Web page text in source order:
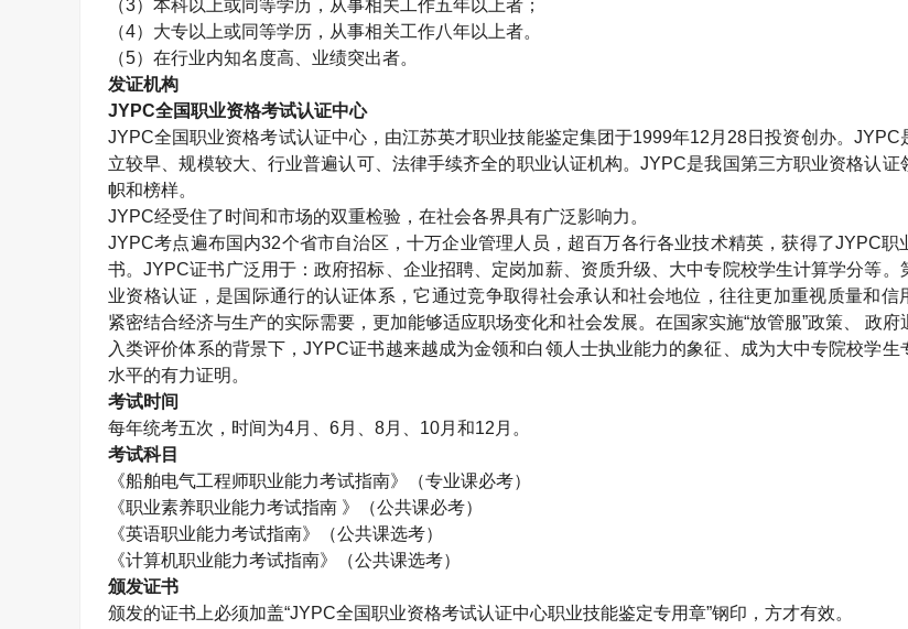
（3）本科以上或同等学历，从事相关工作五年以上者；
（4）大专以上或同等学历，从事相关工作八年以上者。
（5）在行业内知名度高、业绩突出者。
发证机构
JYPC全国职业资格考试认证中心
JYPC全国职业资格考试认证中心，由江苏英才职业技能鉴定集团于1999年12 月 28日投资创办。 JYPC
立较早、规模较大、行业普遍认可、法律手续齐全的职业认证机构。JYPC是我国第三方职业资格认证
帜和榜样。
JYPC经受住了时间和市场的双重检验，在社会各界具有广泛影响力。
JYPC考点遍布国内32个省市自治区，十万企业管理人员，超百万各行各业技术精英，获得了JYPC职
书。JYPC证书广泛用于：政府招标、企业招聘、定岗加薪、资质升级、大中专院校学生计算学分等。
业资格认证，是国际通行的认证体系，它通过竞争取得社会承认和社会地位，往往更加重视质量和信
紧密结合经济与生产的实际需要，更加能够适应职场变化和社会发展。在国家实施“放管服”政策、 政府
入类评价体系的背景下，JYPC证书越来越成为金领和白领人士执业能力的象征、成为大中专院校学生
水平的有力证明。
考试时间
每年统考五次，时间为4月、 6月、 8月、 10月和12 月。
考试科目
《船舶电气工程师职业能力考试指南》（专业课必考）
《职业素养职业能力考试指南 》（公共课必考）
《英语职业能力考试指南》（公共课选考）
《计算机职业能力考试指南》（公共课选考）
颁发证书
颁发的证书上必须加盖“JYPC全国职业资格考试认证中心职业技能鉴定专用章”钢印，方才有效。